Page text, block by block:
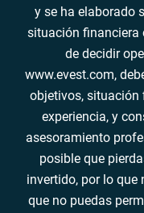
y se ha elaborado
situación financiera
de decidir
www.evest.com,
objetivos, situación
experiencia, y
asesoramiento
posible que
invertido, por lo que
que no puedas